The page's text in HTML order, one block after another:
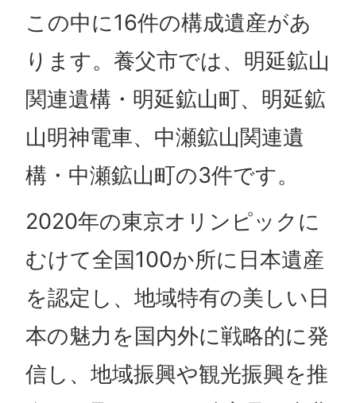
この中に16件の構成遺産があ
ります。養父市では、明延鉱山
関連遺構・明延鉱山町、明延鉱
山明神電車、中瀬鉱山関連遺
構・中瀬鉱山町の3件です。
2020年の東京オリンピックに
むけて全国100か所に日本遺産
を認定し、地域特有の美しい日
本の魅力を国内外に戦略的に発
信し、地域振興や観光振興を推